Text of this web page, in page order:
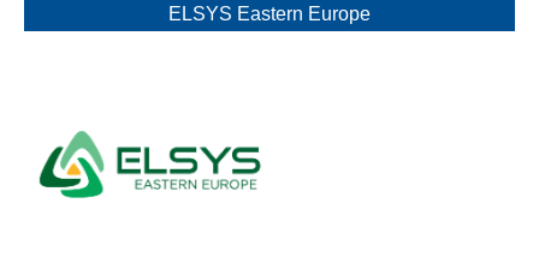
ELSYS Eastern Europe